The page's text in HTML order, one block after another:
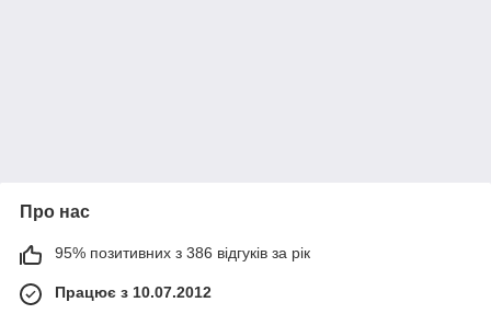
Про нас
95% позитивних з 386 відгуків за рік
Працює з 10.07.2012